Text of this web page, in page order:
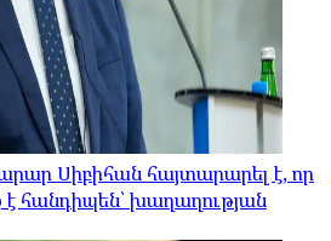
Սիբիհան հայտարարել է, որ
հանդիպեն՝ խաղաղության